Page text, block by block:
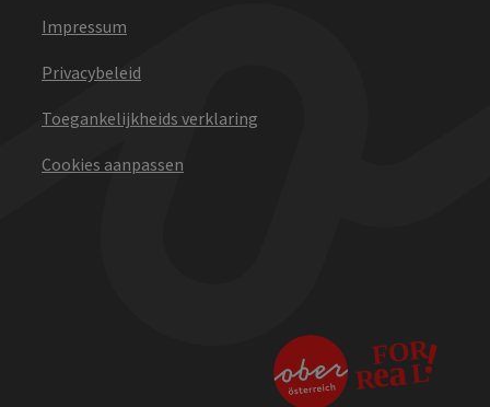
Impressum
Privacybeleid
Toegankelijkheids verklaring
Cookies aanpassen